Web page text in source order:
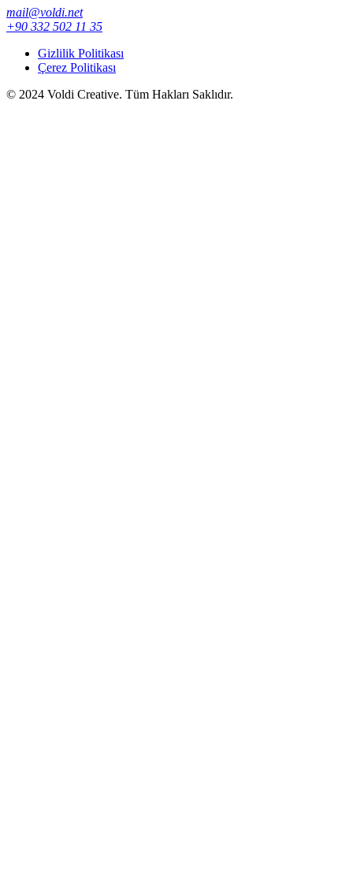
mail@voldi.net
+90 332 502 11 35
Gizlilik Politikası
Çerez Politikası
© 2024 Voldi Creative. Tüm Hakları Saklıdır.